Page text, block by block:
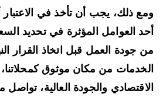
ذلك، يجب أن تأخذ في الاعتبار أن
العوامل المؤثرة في تحديد السعر،
جودة العمل قبل اتخاذ القرار
من مكان موثوق كمحلاتنا،
والجودة العالية، تواصل